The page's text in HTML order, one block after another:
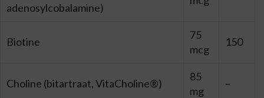
adenosylcobalamine)
Biotine
75
mcg
150
Choline (bitartraat, VitaCholine®)
85
mg
–